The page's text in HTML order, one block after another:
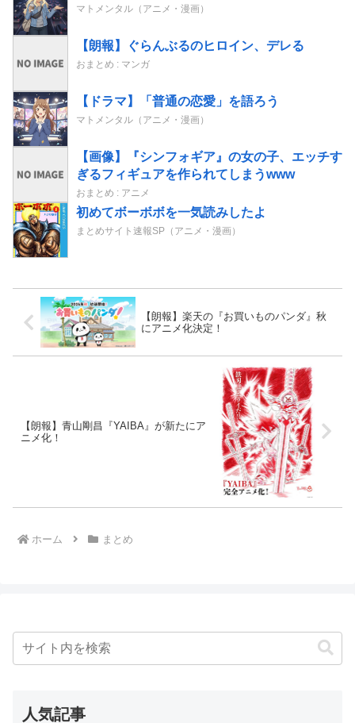
マトメンタル（アニメ・漫画）
【朗報】ぐらんぶるのヒロイン、デレる
おまとめ : マンガ
【ドラマ】「普通の恋愛」を語ろう
マトメンタル（アニメ・漫画）
【画像】『シンフォギア』の女の子、エッチす
ぎるフィギュアを作られてしまうwww
おまとめ : アニメ
初めてボーボボを一気読みしたよ
まとめサイト速報SP（アニメ・漫画）
【朗報】楽天の『お買いものパンダ』秋
にアニメ化決定！
【朗報】青山剛昌『YAIBA』が新たにア
ニメ化！
ホーム まとめ
人気記事